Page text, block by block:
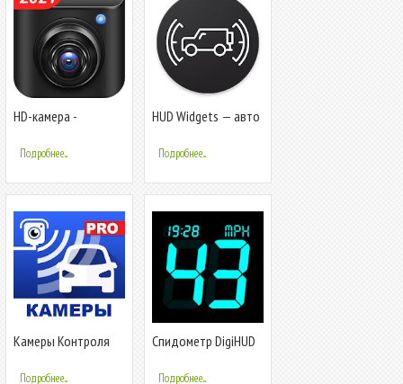
HD-камера -
камера
Подробнее...
HUD Widgets — авто
Подробнее...
Камеры Контроля
Подробнее...
Спидометр DigiHUD
Подробнее...